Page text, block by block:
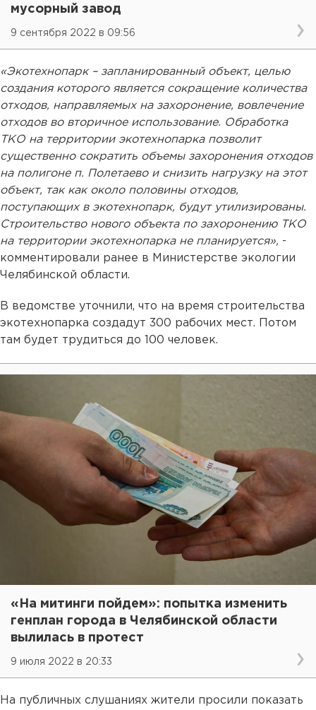
мусорный завод
9 сентября 2022 в 09:56
«Экотехнопарк – запланированный объект, целью
создания которого является сокращение количества
отходов, направляемых на захоронение, вовлечение
отходов во вторичное использование. Обработка
ТКО на территории экотехнопарка позволит
существенно сократить объемы захоронения отходов
на полигоне п. Полетаево и снизить нагрузку на этот
объект, так как около половины отходов,
поступающих в экотехнопарк, будут утилизированы.
Строительство нового объекта по захоронению ТКО
на территории экотехнопарка не планируется», -
комментировали ранее в Министерстве экологии
Челябинской области.
В ведомстве уточнили, что на время строительства
экотехнопарка создадут 300 рабочих мест. Потом
там будет трудиться до 100 человек.
«На митинги пойдем»: попытка изменить
генплан города в Челябинской области
вылилась в протест
9 июля 2022 в 20:33
На публичных слушаниях жители просили показать